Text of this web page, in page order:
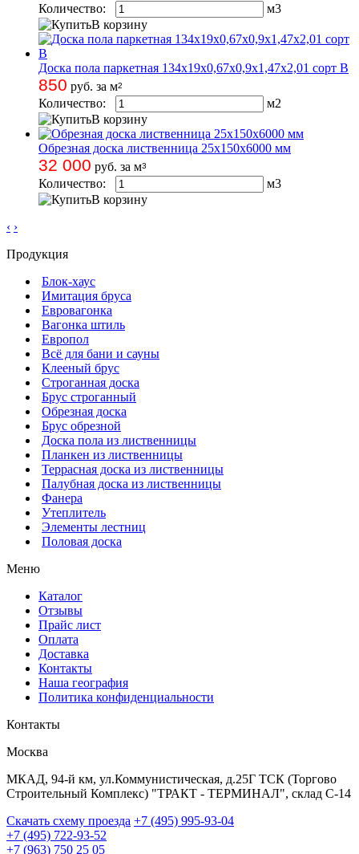
Количество: м3
В корзину
Доска пола паркетная 134х19х0,67х0,9х1,47х2,01 сорт B
850 руб. за м2
Количество: м2
В корзину
Обрезная доска лиственница 25х150х6000 мм
32 000 руб. за м3
Количество: м3
В корзину
‹ ›
Продукция
Блок-хаус
Имитация бруса
Евровагонка
Вагонка штиль
Европол
Всё для бани и сауны
Клееный брус
Строганная доска
Брус строганный
Обрезная доска
Брус обрезной
Доска пола из лиственницы
Планкен из лиственницы
Террасная доска из лиственницы
Палубная доска из лиственницы
Фанера
Утеплитель
Элементы лестниц
Половая доска
Меню
Каталог
Отзывы
Прайс лист
Оплата
Доставка
Контакты
Наша география
Политика конфиденциальности
Контакты
Москва
МКАД, 94-й км, ул.Коммунистическая, д.25Г ТСК (Торгово
Строительный Комплекс) "ТРАКТ - ТЕРМИНАЛ", склад С-14
Скачать схему проезда +7 (495) 995-93-04
+7 (495) 722-93-52
+7 (963) 750 25 05